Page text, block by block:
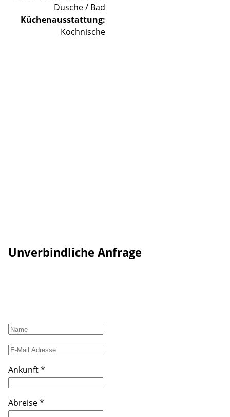
Dusche / Bad
Küchenausstattung:
Kochnische
Unverbindliche Anfrage
Ankunft*
Abreise*